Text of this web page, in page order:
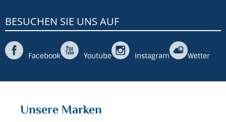
BESUCHEN SIE UNS AUF
Facebook Youtube Instagram Wetter
Unsere Marken